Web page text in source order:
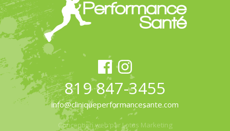
819 847-3455
info@cliniqueperformancesante.com
Conception web par Lotus Marketing